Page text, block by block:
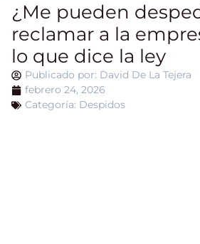
¿Me pueden
reclamar a la
lo que dice la ley
Publicado por: David De La Tejera
febrero 24, 2026
Categoría: Despidos